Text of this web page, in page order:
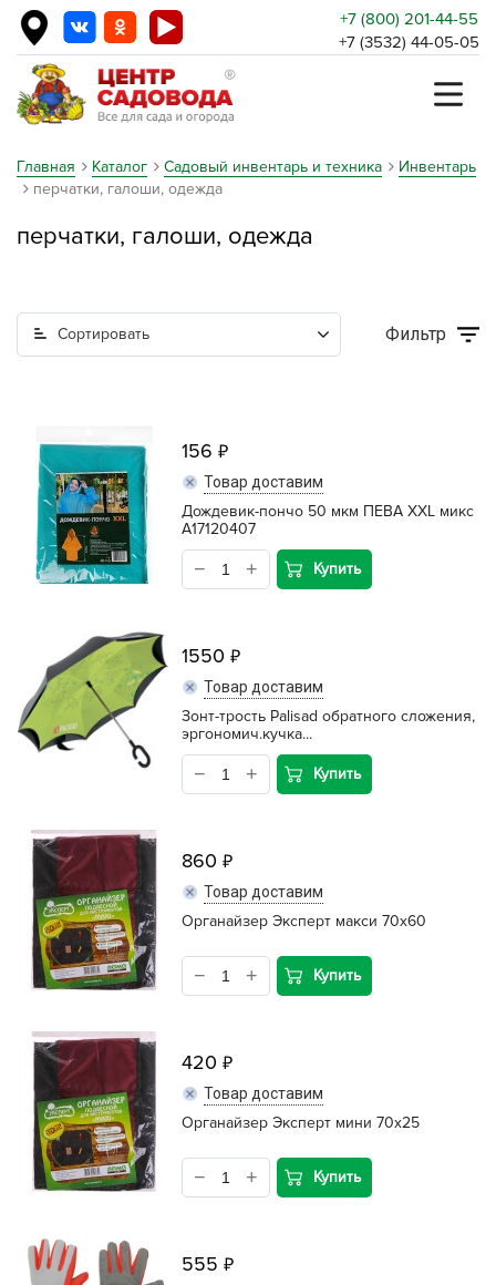
+7 (800) 201-44-55
+7 (3532) 44-05-05
Главная Каталог Садовый инвентарь и техника
Инвентарь
перчатки, галоши, одежда
перчатки, галоши, одежда
Сортировать Фильтр
156
Товар доставим
Дождевик-пончо 50 мкм ПЕВА XXL микс
A17120407
Купить
1550
Товар доставим
Зонт-трость Palisad обратного сложения,
эргономич.кучка...
Купить
860
Товар доставим
Органайзер Эксперт макси 70х60
Купить
420
Товар доставим
Органайзер Эксперт мини 70х25
Купить
555